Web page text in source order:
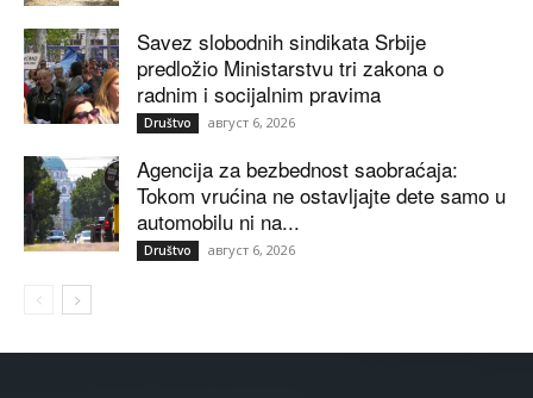
Savez slobodnih sindikata Srbije
predložio Ministarstvu tri zakona o
radnim i socijalnim pravima
Društvo август 6, 2026
Agencija za bezbednost saobraćaja:
Tokom vrućina ne ostavljajte dete samo u
automobilu ni na...
Društvo август 6, 2026